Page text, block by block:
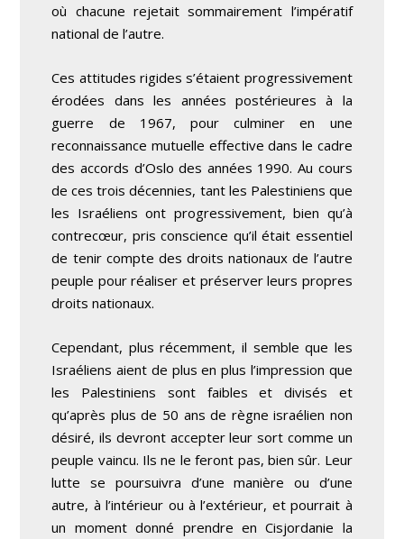
où chacune rejetait sommairement l’impératif
national de l’autre.
Ces attitudes rigides s’étaient progressivement
érodées dans les années postérieures à la
guerre de 1967, pour culminer en une
reconnaissance mutuelle effective dans le cadre
des accords d’Oslo des années 1990. Au cours
de ces trois décennies, tant les Palestiniens que
les Israéliens ont progressivement, bien qu’à
contrecœur, pris conscience qu’il était essentiel
de tenir compte des droits nationaux de l’autre
peuple pour réaliser et préserver leurs propres
droits nationaux.
Cependant, plus récemment, il semble que les
Israéliens aient de plus en plus l’impression que
les Palestiniens sont faibles et divisés et
qu’après plus de 50 ans de règne israélien non
désiré, ils devront accepter leur sort comme un
peuple vaincu. Ils ne le feront pas, bien sûr. Leur
lutte se poursuivra d’une manière ou d’une
autre, à l’intérieur ou à l’extérieur, et pourrait à
un moment donné prendre en Cisjordanie la